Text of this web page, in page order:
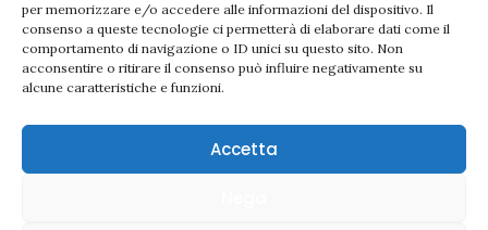
per memorizzare e/o accedere alle informazioni del dispositivo. Il
consenso a queste tecnologie ci permetterà di elaborare dati come il
comportamento di navigazione o ID unici su questo sito. Non
acconsentire o ritirare il consenso può influire negativamente su
alcune caratteristiche e funzioni.
Accetta
Quick links
Newsletter
Politica editoriale